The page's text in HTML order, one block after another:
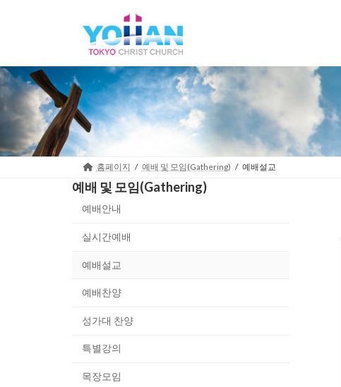
홈페이지 예배 및 모임(Gathering) 예배설교
예배 및 모임(Gathering)
예배안내
실시간예배
예배설교
예배찬양
성가대 찬양
특별강의
목장모임